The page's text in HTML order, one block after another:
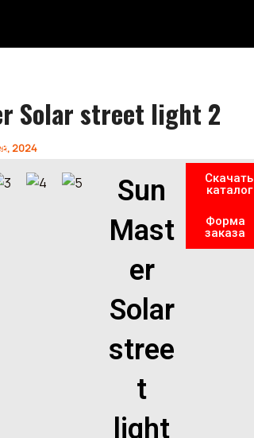
Solar street light 2
2024
Sun
Mast
er
Solar
stree
t
light
Скачать
каталог
Форма
заказа